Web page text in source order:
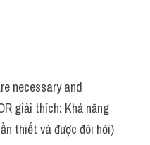
necessary and
giải thích: Khả năng
thiết và được đòi hỏi)